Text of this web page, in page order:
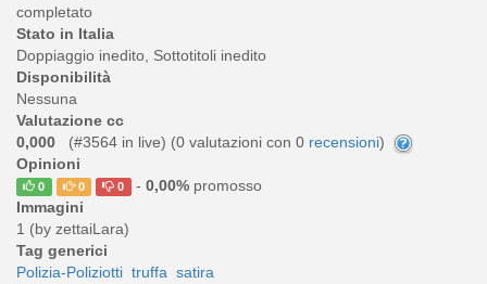
completato
Stato in Italia
Doppiaggio inedito, Sottotitoli inedito
Disponibilità
Nessuna
Valutazione cc
0,000
(#3564 in live) (0 valutazioni con 0 recensioni)
Opinioni
0 0 0 - 0,00%promosso
Immagini
1 (by zettaiLara)
Tag generici
Polizia-Poliziotti truffa satira